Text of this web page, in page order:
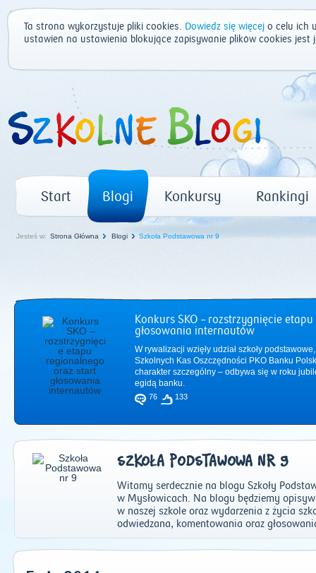
Ta strona wykorzystuje pliki cookies. Dowiedz się więcej o celu ich
ustawień na ustawienia blokujące zapisywanie plików cookies
Start Blogi Konkursy Rankingi
Jesteś w: Strona Główna Blogi Szkoła Podstawowa nr 9
Konkurs SKO – rozstrzygnięcie
głosowania internautów
W rywalizacji wzięły udział szkoły
Szkolnych Kas Oszczędności PKO Banku
charakter szczególny – odbywa się w roku
egidą banku.
76 133
SZKOŁA PODSTAWOWA NR 9
Witamy serdecznie na blogu Szkoły
w Mysłowicach. Na blogu będziemy
w naszej szkole oraz wydarzenia z życia
odwiedzana, komentowania oraz
2011| 2012|